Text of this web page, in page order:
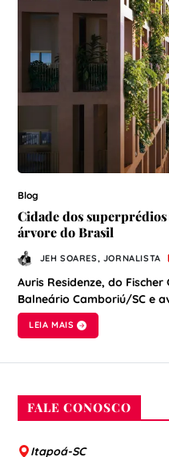
Blog
Cidade dos
árvore do Brasil
JEH SOARES, JORNALISTA
Auris Residenze, do
Balneário Camboriú/SC e
LEIA MAIS
FALE CONOSCO
Itapoá-SC